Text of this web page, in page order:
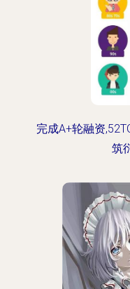
完成A+轮融资
筑